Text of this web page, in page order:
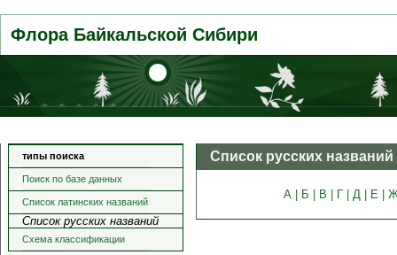
Флора Байкальской Сибири
типы поиска
Поиск по базе данных
Список латинских названий
Список русских названий
Схема классификации
Список русских названий
А | Б | В | Г | Д | Е |